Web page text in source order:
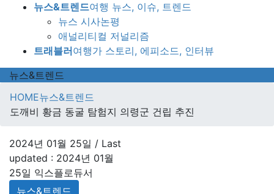
뉴스&트렌드여행 뉴스, 이슈, 트렌드
뉴스 시사논평
애널리티컬 저널리즘
트래블러여행가 스토리, 에피소드, 인터뷰
뉴스&트렌드
HOME뉴스&트렌드
도깨비 황금 동굴 탐험지 의령군 건립 추진
2024년 01월 25일 / Last
updated : 2024년 01월
25일 익스플로듀서
뉴스&트렌드